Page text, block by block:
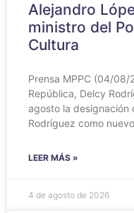
Alejandro
ministro del
Cultura
Prensa MPPC (04/08/
República, Delcy
agosto la designación
Rodríguez como nuevo
LEER MÁS »
4 de agosto de 2026